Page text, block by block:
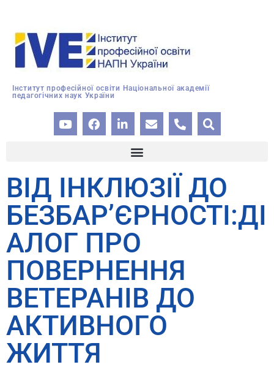
Інститут професійної освіти Національної академії
педагогічних наук України
ВІД ІНКЛЮЗІЇ ДО
БЕЗБАР’ЄРНОСТІ:ДІ
АЛОГ ПРО
ПОВЕРНЕННЯ
ВЕТЕРАНІВ ДО
АКТИВНОГО
ЖИТТЯ